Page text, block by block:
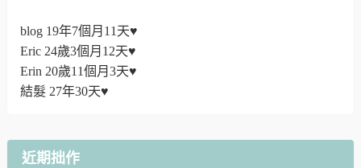
blog 19年7個月11天♥
Eric 24歲3個月12天♥
Erin 20歲11個月3天♥
結髮 27年30天♥
近期拙作